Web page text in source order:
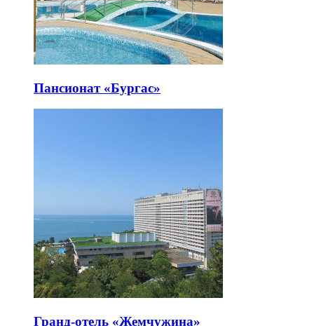
Пансионат «Бургас»
Гранд-отель «Жемчужина»